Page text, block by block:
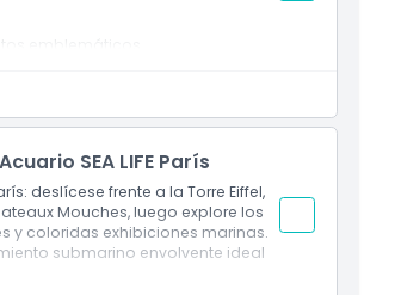
emblemáticos
SEA LIFE París
deslícese frente a la Torre Eiffel,
Mouches, luego explore los
y coloridas exhibiciones marinas.
submarino envolvente ideal